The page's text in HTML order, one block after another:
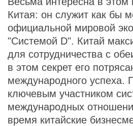
Китая: он служит как бы
официальной мировой
"Системой D". Китай
для сотрудничества с
в этом секрет его
международного успеха.
ключевым участником
международных
время китайские